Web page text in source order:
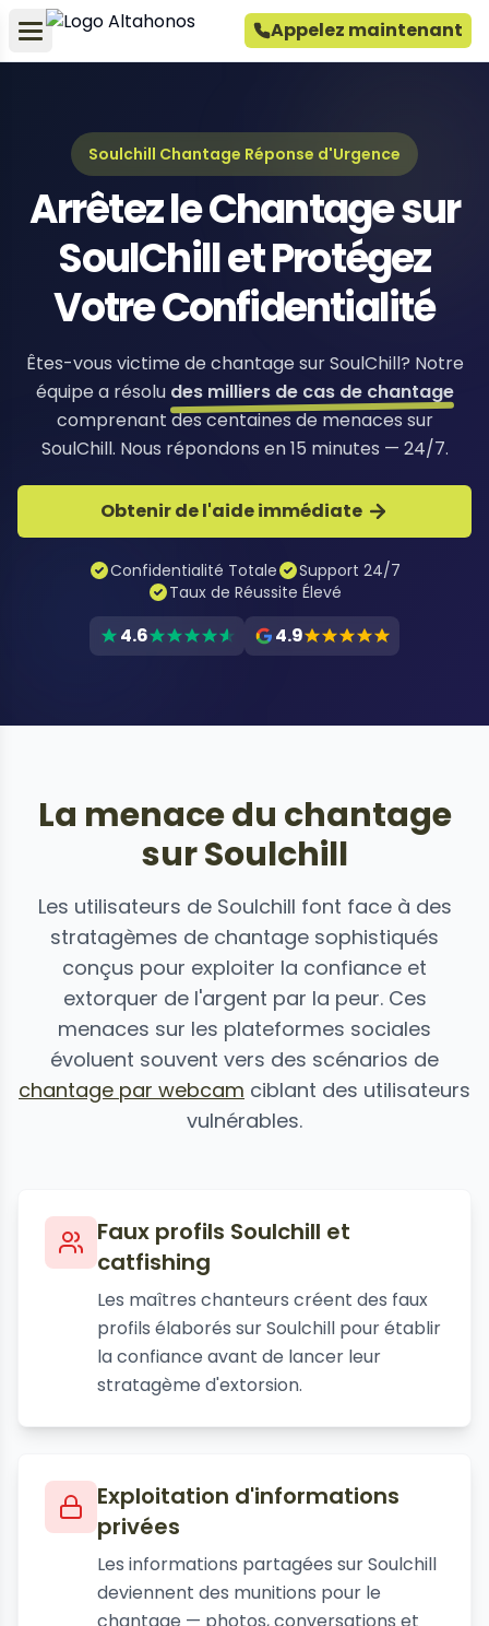
Appelez maintenant
Soulchill Chantage Réponse d'Urgence
Arrêtez le Chantage sur
SoulChill et Protégez
Votre Confidentialité
Êtes-vous victime de chantage sur SoulChill? Notre
équipe a résolu des milliers de cas de chantage
comprenant des centaines de menaces sur
SoulChill. Nous répondons en 15 minutes — 24/7.
Obtenir de l'aide immédiate
Confidentialité Totale
Support 24/7
Taux de Réussite Élevé
4.6 4.9
La menace du chantage
sur Soulchill
Les utilisateurs de Soulchill font face à des
stratagèmes de chantage sophistiqués
conçus pour exploiter la confiance et
extorquer de l'argent par la peur. Ces
menaces sur les plateformes sociales
évoluent souvent vers des scénarios de
chantage par webcam ciblant des utilisateurs
vulnérables.
Faux profils Soulchill et
catfishing
Les maîtres chanteurs créent des faux
profils élaborés sur Soulchill pour établir
la confiance avant de lancer leur
stratagème d'extorsion.
Exploitation d'informations
privées
Les informations partagées sur Soulchill
deviennent des munitions pour le